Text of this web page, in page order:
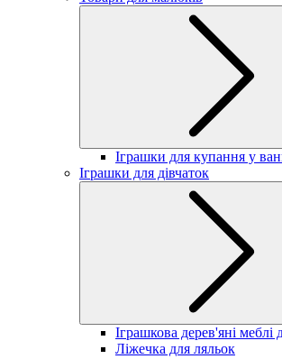
Іграшки для купання у
Іграшки для дівчаток
Іграшкова дерев'яні меблі
Ліжечка для ляльок